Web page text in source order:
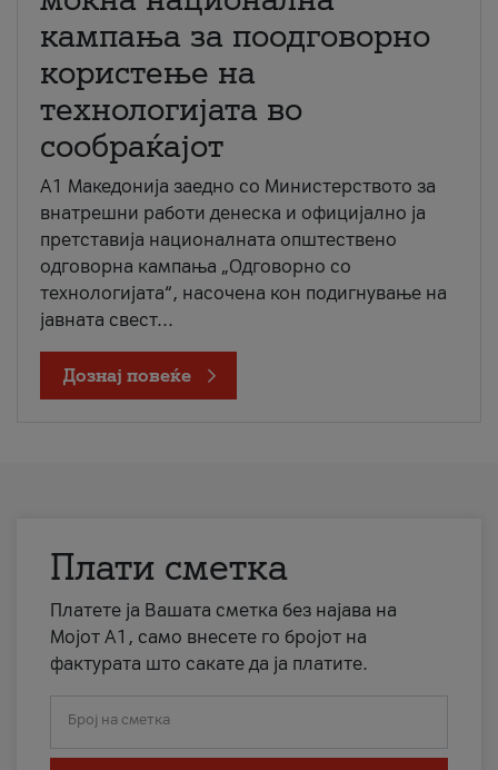
кампања за поодговорно
користење на
технологијата во
сообраќајот
A1 Македонија заедно со Министерството за
внатрешни работи денеска и официјално ја
претставија националната општествено
одговорна кампања „Одговорно со
технологијата“, насочена кон подигнување на
јавната свест...
Дознај повеќе
Плати сметка
Платете ја Вашата сметка без најава на
Мојот А1, само внесете го бројот на
фактурата што сакате да ја платите.
Број на сметка